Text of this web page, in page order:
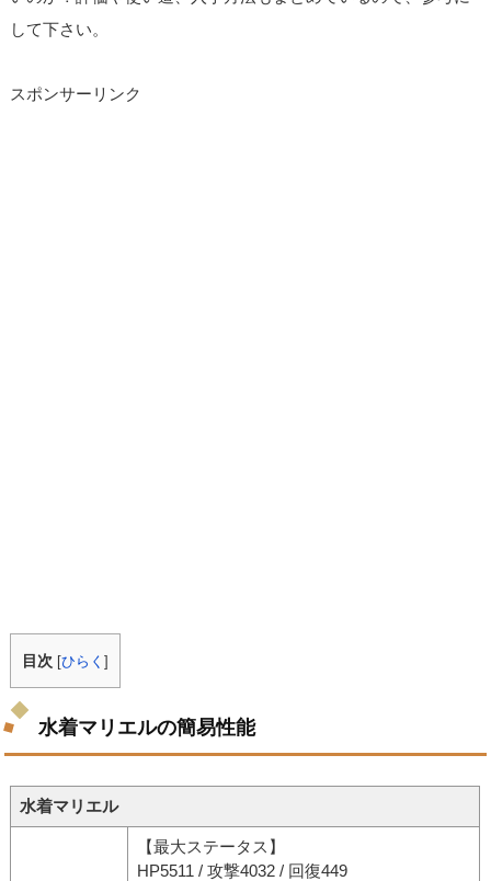
して下さい。
スポンサーリンク
目次 [ひらく]
水着マリエルの簡易性能
水着マリエル
【最大ステータス】
HP5511 / 攻撃4032 / 回復449